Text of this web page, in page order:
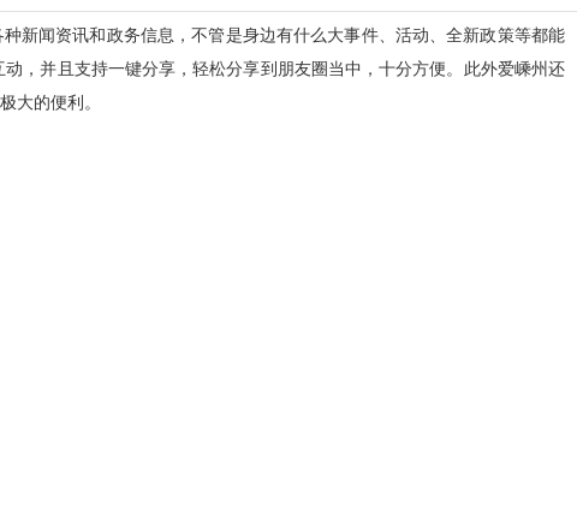
新闻资讯和政务信息，不管是身边有什么大事件、活动、全新政策等都能
，并且支持一键分享，轻松分享到朋友圈当中，十分方便。此外爱嵊州还
大的便利。